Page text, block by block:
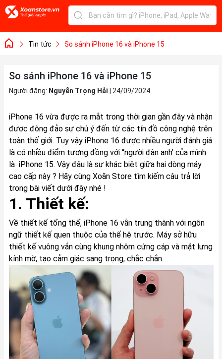
Tin tức So sánh iPhone 16 và iPhone 15
So sánh iPhone 16 và iPhone 15
Người đăng: Nguyễn Trọng Hải 24/09/2024
iPhone 16 vừa được ra mắt trong thời gian gần đây và nhận
được đông đảo sự chú ý đến từ các tín đồ công nghệ trên
toàn thế giới. Tuy vậy iPhone 16 được nhiều người đánh giá
là có nhiều điểm tương đồng với “người đàn anh’ của mình
là iPhone 15. Vậy đâu là sự khác biệt giữa hai dòng máy
cao cấp này ? Hãy cùng Xoăn Store tìm kiếm câu trả lời
trong bài viết dưới đây nhé !
1. Thiết kế:
Về thiết kế tổng thể, iPhone 16 vẫn trung thành với ngôn
ngữ thiết kế quen thuộc của thế hệ trước. Máy sở hữu
thiết kế vuông vắn cùng khung nhôm cứng cáp và mặt lưng
kính mờ, tạo cảm giác sang trọng, chắc chắn.